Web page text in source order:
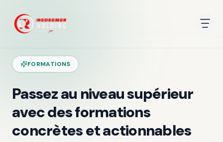
FORMATIONS
Passez au niveau supérieur
avec des formations
concrètes et actionnables